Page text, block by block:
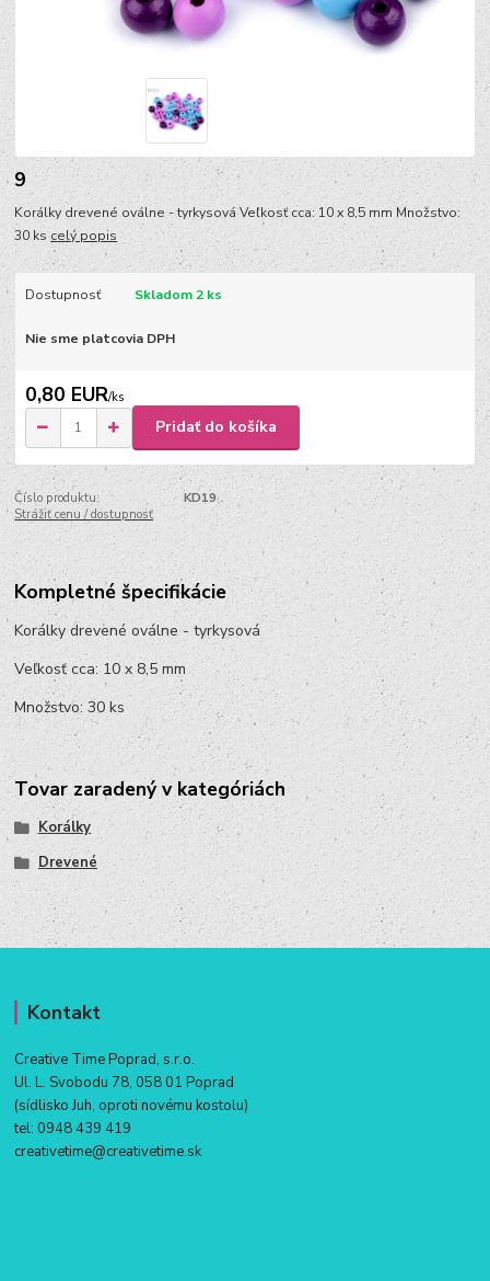
9
Korálky drevené oválne - tyrkysová Veľkosť cca: 10 x 8,5 mm Množstvo:
30 kscelý popis
Dostupnosť Skladom 2 ks
Nie sme platcovia DPH
0,80 EUR/ks
Pridať do košíka
Číslo produktu:
KD19
Strážiť cenu / dostupnosť
Kompletné špecifikácie
Korálky drevené oválne - tyrkysová
Veľkosť cca: 10 x 8,5 mm
Množstvo: 30 ks
Tovar zaradený v kategóriách
Korálky
Drevené
Kontakt
Creative Time Poprad, s.r.o.
Ul. L. Svobodu 78, 058 01 Poprad
(sídlisko Juh, oproti novému kostolu)
tel: 0948 439 419
creativetime@creativetime.sk